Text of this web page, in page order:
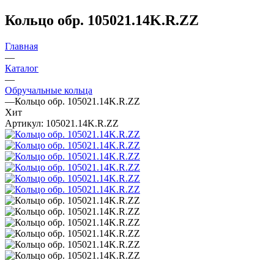
Кольцо обр. 105021.14K.R.ZZ
Главная
—
Каталог
—
Обручальные кольца
—Кольцо обр. 105021.14K.R.ZZ
Хит
Артикул: 105021.14K.R.ZZ